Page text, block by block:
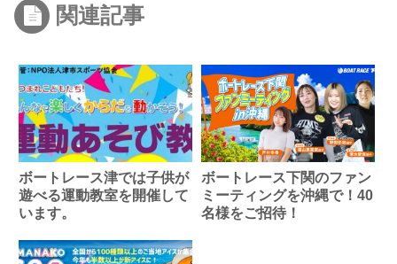
関連記事
ボートレース津では子供が
遊べる運動教室を開催して
います。
ボートレース下関のファン
ミーティングを沖縄で！40
名様をご招待！